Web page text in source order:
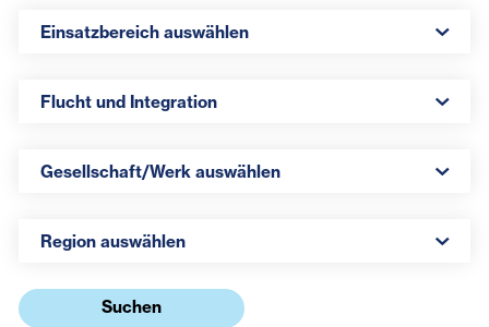
Einsatzbereich auswählen
Flucht und Integration
Gesellschaft/Werk auswählen
Region auswählen
Suchen